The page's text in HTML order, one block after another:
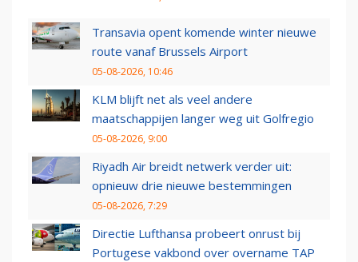
Transavia opent komende winter nieuwe
route vanaf Brussels Airport
05-08-2026, 10:46
KLM blijft net als veel andere
maatschappijen langer weg uit Golfregio
05-08-2026, 9:00
Riyadh Air breidt netwerk verder uit:
opnieuw drie nieuwe bestemmingen
05-08-2026, 7:29
Directie Lufthansa probeert onrust bij
Portugese vakbond over overname TAP